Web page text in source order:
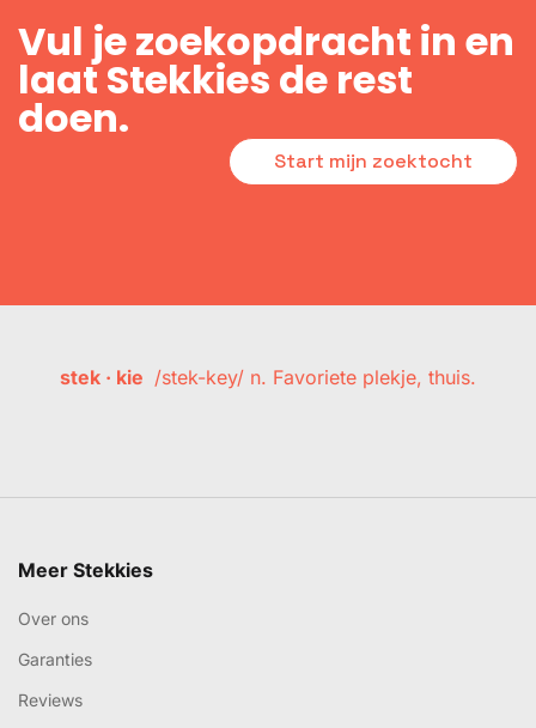
Vul je zoekopdracht in en
laat Stekkies de rest
doen.
Start mijn zoektocht
stek · kie /stek-key/ n. Favoriete plekje, thuis.
Meer Stekkies
Over ons
Garanties
Reviews